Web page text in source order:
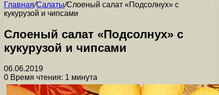
Главная/Салаты/Слоеный салат «Подсолнух» с
кукурузой и чипсами
Слоеный салат «Подсолнух» с
кукурузой и чипсами
06.06.2019
0 Время чтения: 1 минута